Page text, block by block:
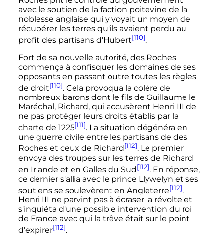
avec le soutien de la faction poitevine de la
noblesse anglaise qui y voyait un moyen de
récupérer les terres qu'ils avaient perdu au
profit des partisans d'Hubert[110].
Fort de sa nouvelle autorité, des Roches
commença à confisquer les domaines de ses
opposants en passant outre toutes les règles
de droit[110]. Cela provoqua la colère de
nombreux barons dont le fils de Guillaume le
Maréchal, Richard, qui accusèrent Henri III de
ne pas protéger leurs droits établis par la
charte de 1225[111]. La situation dégénéra en
une guerre civile entre les partisans de des
Roches et ceux de Richard[112]. Le premier
envoya des troupes sur les terres de Richard
en Irlande et en Galles du Sud[112]. En réponse,
ce dernier s'allia avec le prince Llywelyn et ses
soutiens se soulevèrent en Angleterre[112].
Henri III ne parvint pas à écraser la révolte et
s'inquiéta d'une possible intervention du roi
de France avec qui la trêve était sur le point
d'expirer[112].